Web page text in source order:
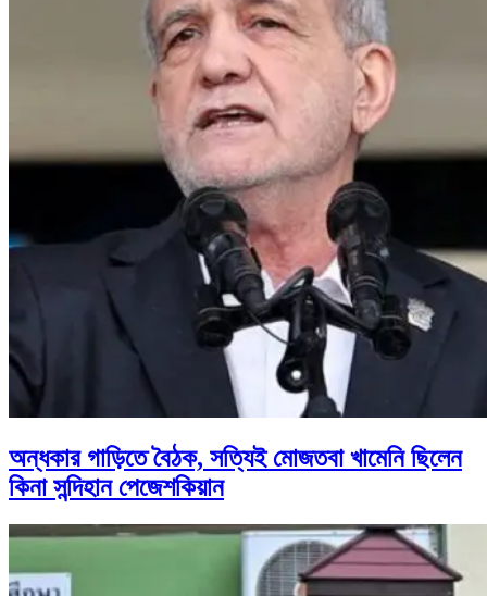
অন্ধকার গাড়িতে বৈঠক, সত্যিই মোজতবা খামেনি ছিলেন
কিনা সন্দিহান পেজেশকিয়ান